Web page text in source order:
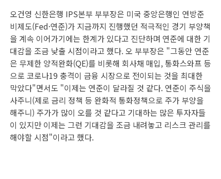
오건영 신한은행 IPS본부 부부장은 미국 중앙은행인 연방준
비제도(Fed·연준)가 지금까지 진행했던 적극적인 경기 부양책
을 계속 이어가기에는 한계가 있다고 진단하며 연준에 대한 기
대감을 조금 낮출 시점이라고 했다. 오 부부장은 "그동안 연준
은 무제한 양적완화(QE)를 비롯해 회사채 매입, 통화스와프 등
으로 코로나19 충격이 금융 시장으로 전이되는 것을 최대한
막았다"면서도 "이제는 연준이 달라질 것 같다. 연준이 주식을
사주니(제로 금리 정책 등 완화적 통화정책으로 주가 부양을
해주니) 주가가 많이 오를 것 같다고 기대하는 많은 투자자들
이 있지만 이제는 그런 기대감을 조금 내려놓고 리스크 관리를
해야할 시점"이라고 했다.